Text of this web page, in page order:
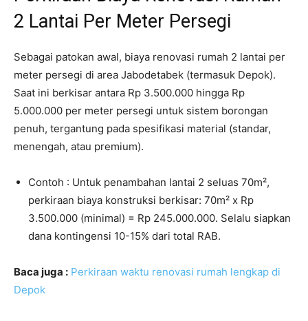
2 Lantai Per Meter Persegi
Sebagai patokan awal, biaya renovasi rumah 2 lantai per
meter persegi di area Jabodetabek (termasuk Depok).
Saat ini berkisar antara Rp 3.500.000 hingga Rp
5.000.000 per meter persegi untuk sistem borongan
penuh, tergantung pada spesifikasi material (standar,
menengah, atau premium).
Contoh : Untuk penambahan lantai 2 seluas 70m²,
perkiraan biaya konstruksi berkisar: 70m² x Rp
3.500.000 (minimal) = Rp 245.000.000. Selalu siapkan
dana kontingensi 10-15% dari total RAB.
Baca juga : Perkiraan waktu renovasi rumah lengkap di
Depok